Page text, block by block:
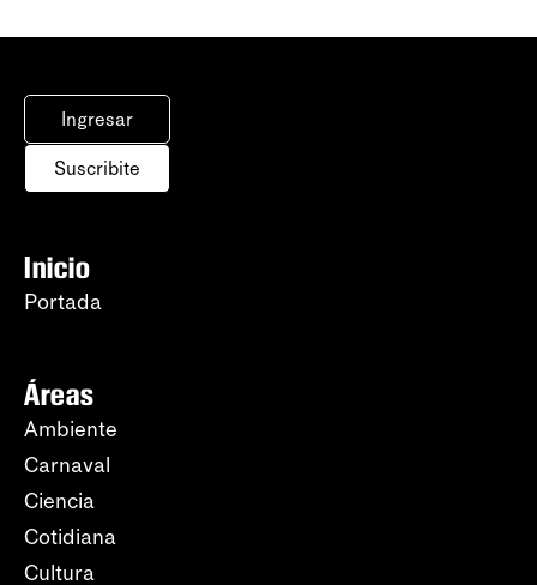
Ingresar
Suscribite
Inicio
Portada
Áreas
Ambiente
Carnaval
Ciencia
Cotidiana
Cultura